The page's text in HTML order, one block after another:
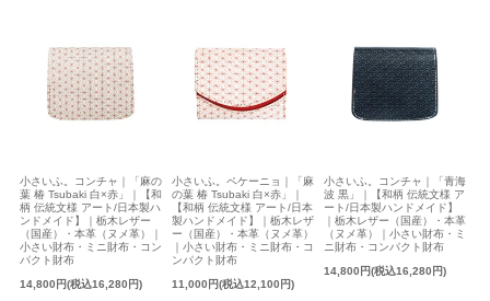
小さいふ。コンチャ｜「麻の
葉 椿 Tsubaki 白×赤」｜【和
柄 伝統文様 アート/日本製ハ
ンドメイド】｜栃木レザー
（国産）・本革（ヌメ革）｜
小さい財布・ミニ財布・コン
パクト財布
14,800円(税込16,280円)
小さいふ。ペケーニョ｜「麻
の葉 椿 Tsubaki 白×赤」｜
【和柄 伝統文様 アート/日本
製ハンドメイド】｜栃木レザ
ー（国産）・本革（ヌメ革）
｜小さい財布・ミニ財布・コ
ンパクト財布
11,000円(税込12,100円)
小さいふ。コンチャ｜「青海
波 黒」｜【和柄 伝統文様 ア
ート/日本製ハンドメイド】
｜栃木レザー（国産）・本革
（ヌメ革）｜小さい財布・ミ
ニ財布・コンパクト財布
14,800円(税込16,280円)